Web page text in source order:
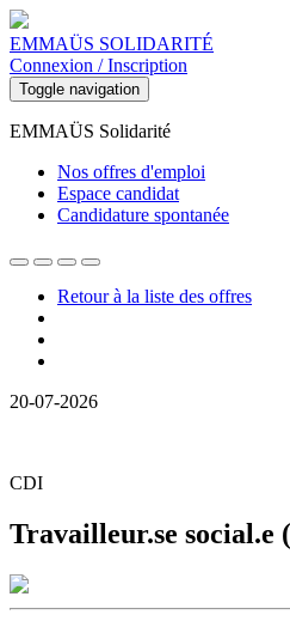
EMMAÜS SOLIDARITÉ
Connexion / Inscription
Toggle navigation
EMMAÜS Solidarité
Nos offres d'emploi
Espace candidat
Candidature spontanée
Retour à la liste des offres
20-07-2026
CDI
Travailleur.se social.e